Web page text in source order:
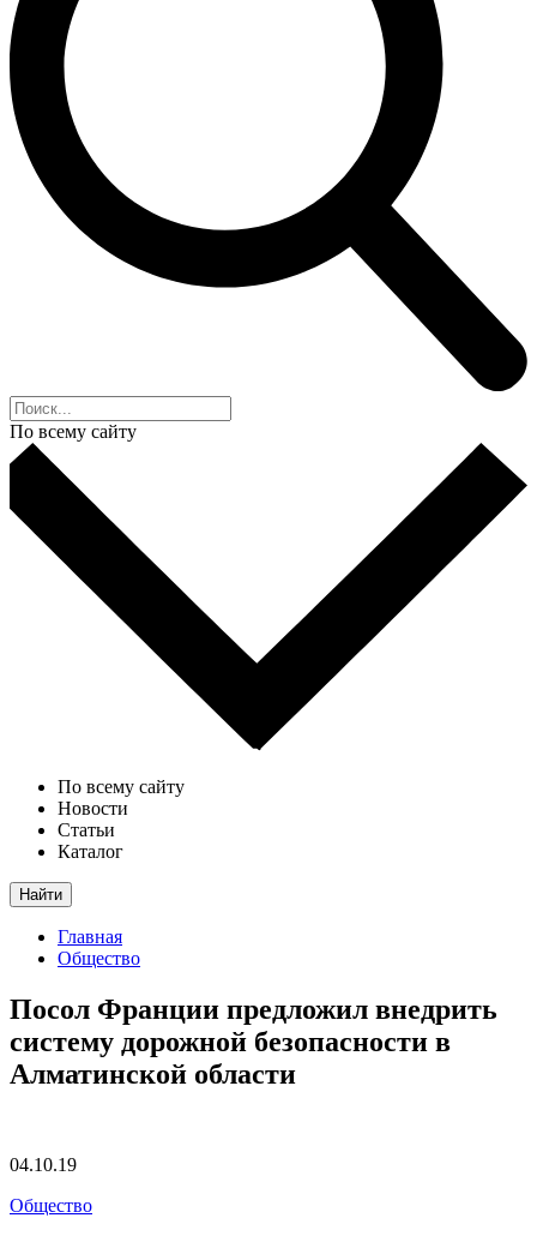
По всему сайту
По всему сайту
Новости
Статьи
Каталог
Найти
Главная
Общество
Посол Франции предложил внедрить
систему дорожной безопасности в
Алматинской области
04.10.19
Общество